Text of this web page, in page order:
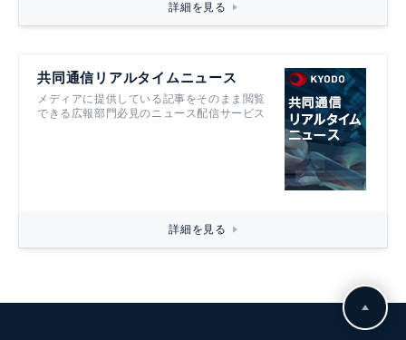
詳細を見る
共同通信リアルタイムニュース
メディアに提供している記事をそのまま閲覧
できる広報部門必見のニュース配信サービス
詳細を見る